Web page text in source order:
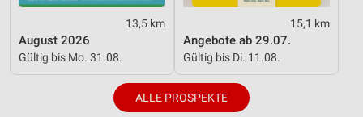
13,5 km
August 2026
Gültig bis Mo. 31.08.
15,1 km
Angebote ab 29.07.
Gültig bis Di. 11.08.
ALLE PROSPEKTE